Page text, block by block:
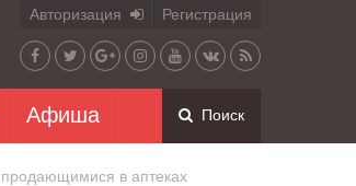
Авторизация Регистрация
Афиша Поиск
в аптеках